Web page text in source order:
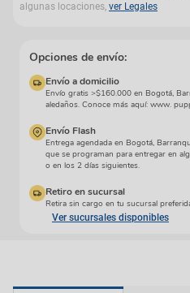
algunas locaciones, ver Legales
Opciones de envío:
Envío a domicilio
Envío gratis >$160.000 en Bogotá,
aledaños. Conoce más aquí: www.
Envío Flash
Entrega agendada en Bogotá,
que se programan para entregar en
o en los 2 días siguientes.
Retiro en sucursal
Retira sin cargo en tu sucursal
Ver sucursales disponibles